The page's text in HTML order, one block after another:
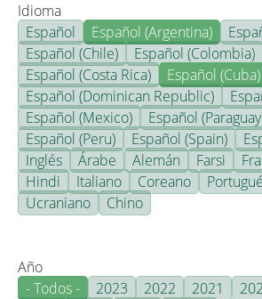
Idioma
Español
Español (Argentina)
Español (Chile)
Español (Colombia)
Español (Costa Rica)
Español (Cuba)
Español (Dominican Republic)
Español (Mexico)
Español
Español (Peru)
Español (Spain)
Inglés
Árabe Alemán Farsi
Hindi
Italiano Coreano
Ucraniano
Chino
Año
- Todos -
2023 2022 2021